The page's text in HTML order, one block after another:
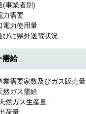
事業者別)
需要
力使用量
に県外送電状況
需給
需要家数及びガス販売量
ガス需給
然ガス生産量
荷量